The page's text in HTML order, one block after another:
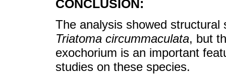
CONCLUSION:
The analysis showed
Triatoma circummaculata, but
exochorium is an important
studies on these species.